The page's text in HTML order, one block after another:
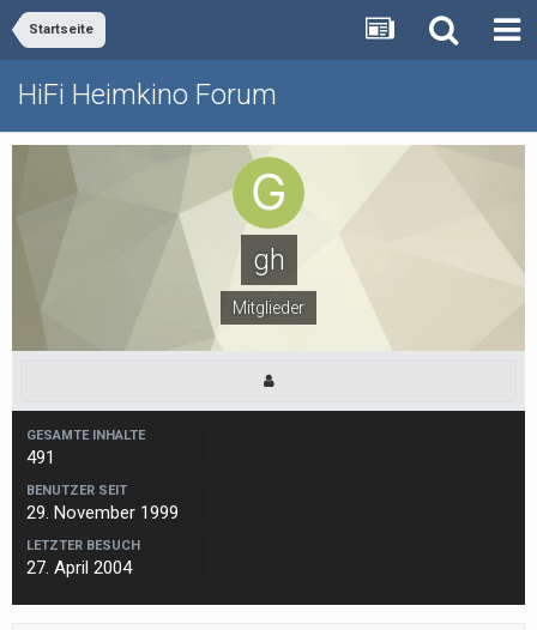
Startseite
HiFi Heimkino Forum
gh
Mitglieder
GESAMTE INHALTE
491
BENUTZER SEIT
29. November 1999
LETZTER BESUCH
27. April 2004